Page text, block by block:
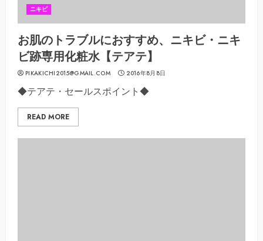
ニキビ
お肌のトラブルにおすすめ、ニキビ・ニキ
ビ跡専用化粧水【テアテ】
PIKAKICHI2015@GMAIL.COM 2016年8月8日
◆テアテ・セールスポイント◆
READ MORE